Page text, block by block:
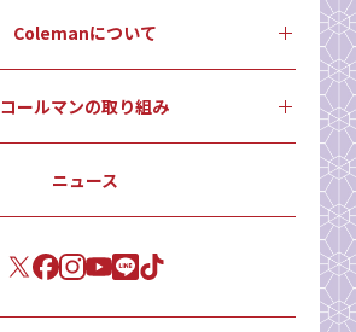
Colemanについて
コールマンの取り組み
ニュース